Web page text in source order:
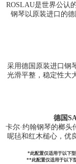
ROSLAU是世界公认
钢琴以原装进口的
采用德国原装进口钢
光滑平整，稳定性大
德国
卡尔·约翰钢琴的榔头
呢毡和红木槌心，优
*此配置仅适用于以下
**此配置仅适用于以下